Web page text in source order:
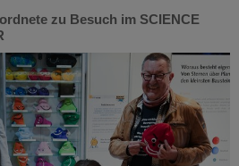
zu Besuch im SCIENCE